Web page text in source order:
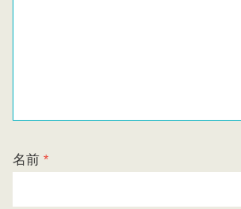
名前 *